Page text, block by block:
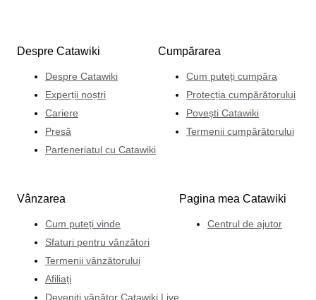
Despre Catawiki
Despre Catawiki
Experții noștri
Cariere
Presă
Parteneriatul cu Catawiki
Cumpărarea
Cum puteți cumpăra
Protecția cumpărătorului
Povești Catawiki
Termenii cumpărătorului
Vânzarea
Cum puteți vinde
Sfaturi pentru vânzători
Termenii vânzătorului
Afiliați
Deveniți vânător Catawiki Live
Pagina mea Catawiki
Centrul de ajutor